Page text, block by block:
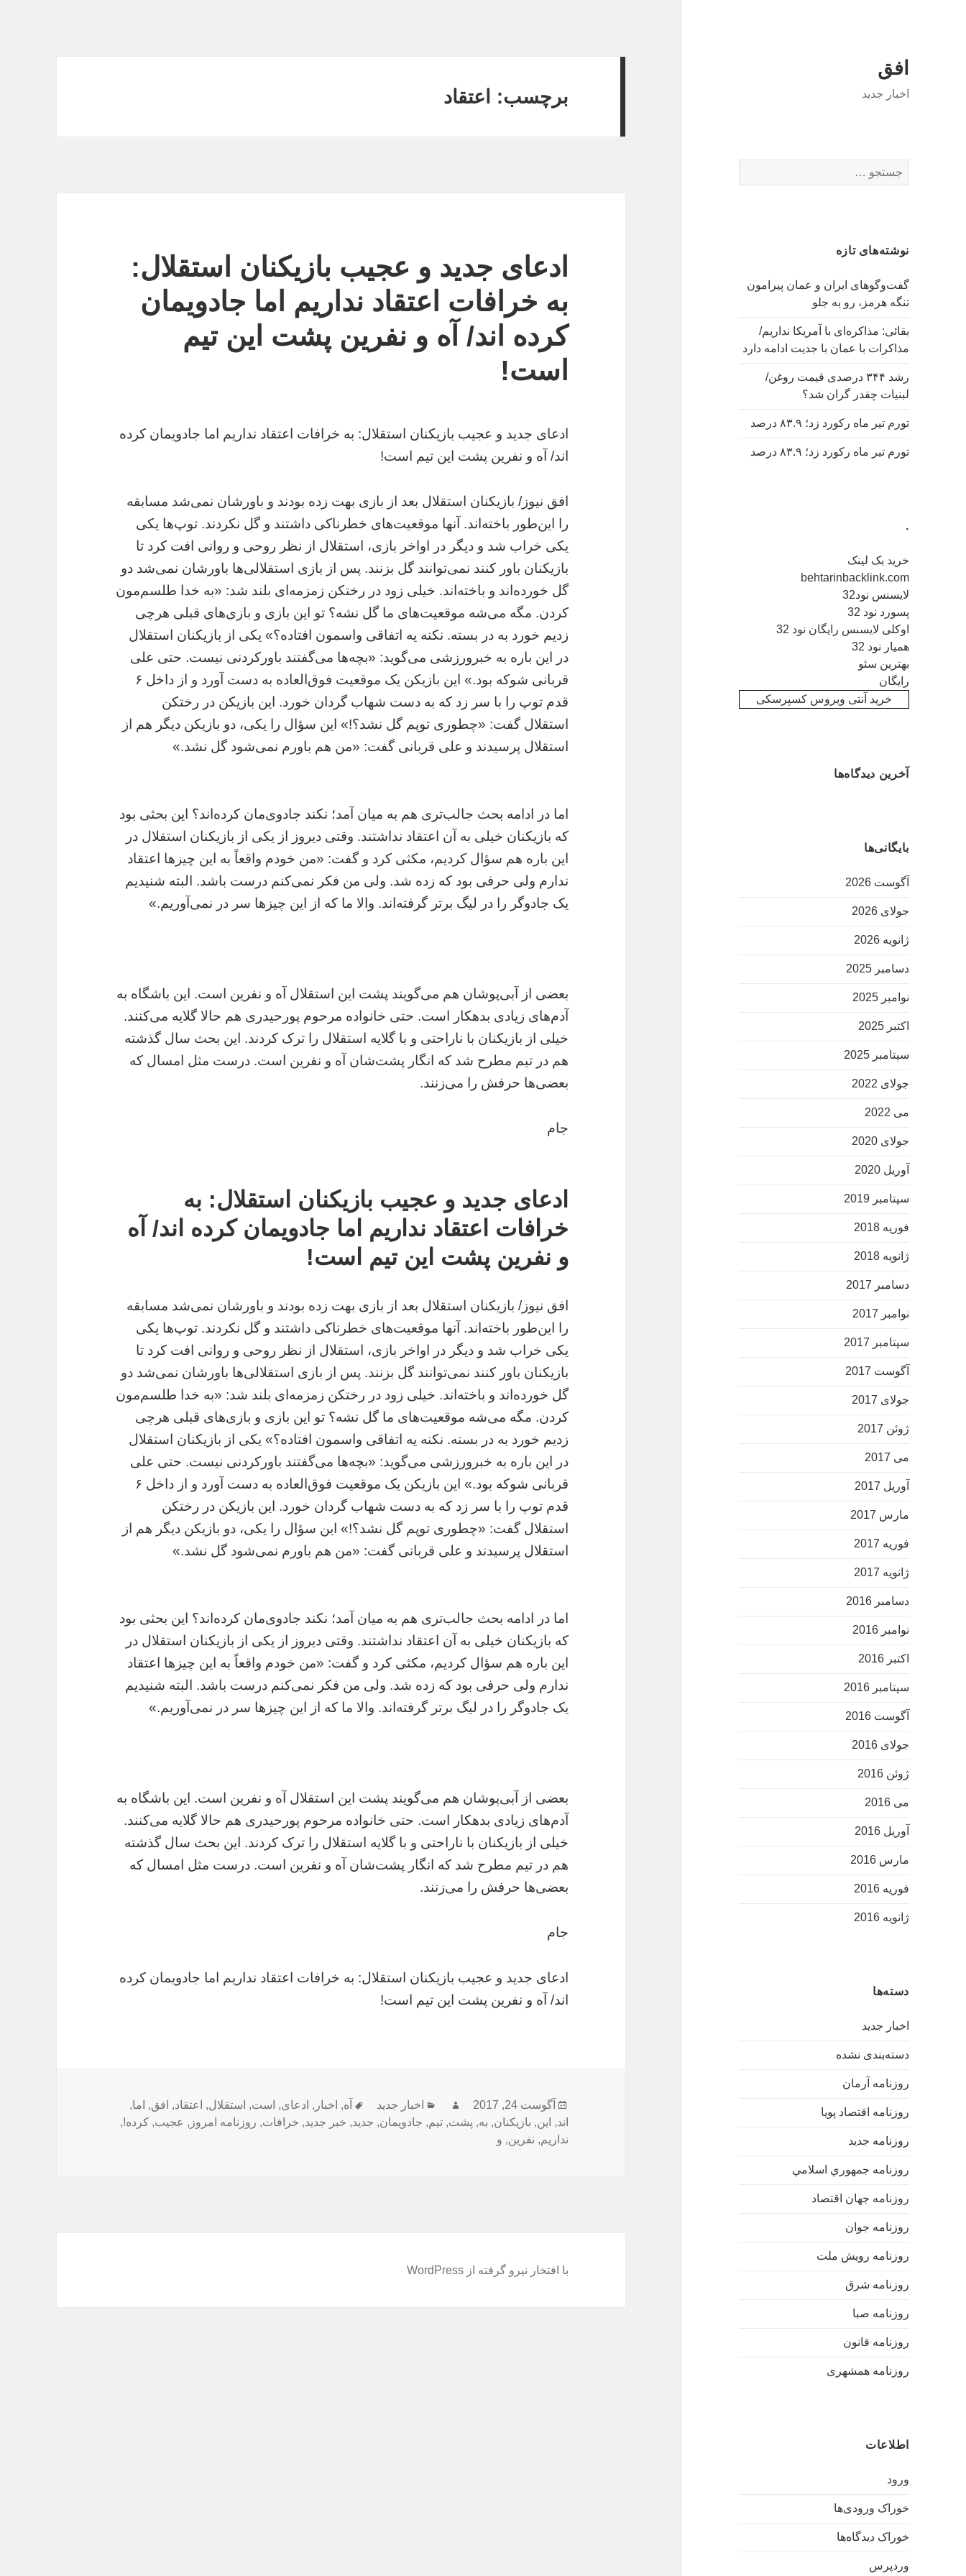
افق
اخبار جدید
برای:
نوشته‌های تازه
گفت‌وگوهای ایران و عمان پیرامون
تنگه هرمز، رو به جلو
بقائی: مذاکره‌ای با آمریکا نداریم/
مذاکرات با عمان با جدیت ادامه دارد
رشد ۳۴۴ درصدی قیمت روغن/
لبنیات چقدر گران شد؟
تورم تیر ماه رکورد زد؛ ۸۳.۹ درصد
تورم تیر ماه رکورد زد؛ ۸۳.۹ درصد
.
خرید بک لینک
behtarinbacklink.com
لایسنس نود32
پسورد نود 32
اوکلی لایسنس رایگان نود 32
همیار نود 32
بهترین سئو
رایگان
خرید آنتی ویروس کسپرسکی
آخرین دیدگاه‌ها
بایگانی‌ها
آگوست 2026
جولای 2026
ژانویه 2026
دسامبر 2025
نوامبر 2025
اکتبر 2025
سپتامبر 2025
جولای 2022
می 2022
جولای 2020
آوریل 2020
سپتامبر 2019
فوریه 2018
ژانویه 2018
دسامبر 2017
نوامبر 2017
سپتامبر 2017
آگوست 2017
جولای 2017
ژوئن 2017
می 2017
آوریل 2017
مارس 2017
فوریه 2017
ژانویه 2017
دسامبر 2016
نوامبر 2016
اکتبر 2016
سپتامبر 2016
آگوست 2016
جولای 2016
ژوئن 2016
می 2016
آوریل 2016
مارس 2016
فوریه 2016
ژانویه 2016
دسته‌ها
اخبار جدید
دسته‌بندی نشده
روزنامه آرمان
روزنامه اقتصاد پویا
روزنامه جدید
روزنامه جمهوري اسلامي
روزنامه جهان اقتصاد
روزنامه جوان
روزنامه رویش ملت
روزنامه شرق
روزنامه صبا
روزنامه قانون
روزنامه همشهری
اطلاعات
ورود
خوراک ورودی‌ها
خوراک دیدگاه‌ها
وردپرس
برچسب: اعتقاد
ادعای جدید و عجیب بازیکنان استقلال:
به خرافات اعتقاد نداریم اما جادویمان
کرده اند/ آه و نفرین پشت این تیم
است!
ادعای جدید و عجیب بازیکنان استقلال: به خرافات اعتقاد نداریم اما جادویمان کرده
اند/ آه و نفرین پشت این تیم است!
افق نیوز/ بازیکنان استقلال بعد از بازی بهت زده بودند و باورشان نمی‌شد مسابقه
را این‌طور باخته‌اند. آنها موقعیت‌های خطرناکی داشتند و گل نکردند. توپ‌ها یکی
یکی خراب شد و دیگر در اواخر بازی، استقلال از نظر روحی و روانی افت کرد تا
بازیکنان باور کنند نمی‌توانند گل بزنند. پس از بازی استقلالی‌ها باورشان نمی‌شد دو
گل خورده‌اند و باخته‌اند. خیلی زود در رختکن زمزمه‌ای بلند شد: «به خدا طلسم‌مون
کردن. مگه می‌شه موقعیت‌های ما گل نشه؟ تو این بازی و بازی‌های قبلی هر‌چی
زدیم خورد به در بسته. نکنه یه اتفاقی واسمون افتاده؟» یکی از بازیکنان استقلال
در این باره به خبرورزشی می‌گوید: «بچه‌ها می‌گفتند باورکردنی نیست. حتی علی
قربانی شوکه بود.» این بازیکن یک موقعیت فوق‌‌العاده به دست آورد و از داخل ۶
قدم توپ را با سر زد که به دست شهاب گردان خورد. این بازیکن در رختکن
استقلال گفت: «چطوری توپم گل نشد؟!» این سؤال را یکی، دو بازیکن دیگر هم از
استقلال پرسیدند و علی قربانی گفت: «من هم باورم نمی‌شود گل نشد.»
اما در ادامه بحث جالب‌تری هم به میان آمد‌؛ نکند جادوی‌مان کرده‌اند؟ این بحثی بود
که بازیکنان خیلی به آن اعتقاد نداشتند. وقتی دیروز از یکی از بازیکنان استقلال در
این باره هم سؤال کردیم، مکثی کرد و گفت: «من خودم واقعاً به این چیزها اعتقاد
ندارم ولی حرفی بود که زده شد. ولی من فکر نمی‌کنم درست باشد. البته شنیدیم
یک جادوگر را در لیگ برتر گرفته‌اند. والا ما که از این چیزها سر در نمی‌آوریم.»
بعضی از آبی‌پوشان هم می‌گویند پشت این استقلال آه و نفرین است. این باشگاه به
آدم‌های زیادی بدهکار است. حتی خانواده مرحوم پورحیدری هم حالا گلایه می‌کنند.
خیلی از بازیکنان با ناراحتی و با گلایه استقلال را ترک کردند. این بحث سال گذشته
هم در تیم مطرح شد که انگار پشت‌شان آه و نفرین است. درست مثل امسال که
بعضی‌ها حرفش را می‌زنند.
جام
ادعای جدید و عجیب بازیکنان استقلال: به
خرافات اعتقاد نداریم اما جادویمان کرده اند/ آه
و نفرین پشت این تیم است!
افق نیوز/ بازیکنان استقلال بعد از بازی بهت زده بودند و باورشان نمی‌شد مسابقه
را این‌طور باخته‌اند. آنها موقعیت‌های خطرناکی داشتند و گل نکردند. توپ‌ها یکی
یکی خراب شد و دیگر در اواخر بازی، استقلال از نظر روحی و روانی افت کرد تا
بازیکنان باور کنند نمی‌توانند گل بزنند. پس از بازی استقلالی‌ها باورشان نمی‌شد دو
گل خورده‌اند و باخته‌اند. خیلی زود در رختکن زمزمه‌ای بلند شد: «به خدا طلسم‌مون
کردن. مگه می‌شه موقعیت‌های ما گل نشه؟ تو این بازی و بازی‌های قبلی هر‌چی
زدیم خورد به در بسته. نکنه یه اتفاقی واسمون افتاده؟» یکی از بازیکنان استقلال
در این باره به خبرورزشی می‌گوید: «بچه‌ها می‌گفتند باورکردنی نیست. حتی علی
قربانی شوکه بود.» این بازیکن یک موقعیت فوق‌‌العاده به دست آورد و از داخل ۶
قدم توپ را با سر زد که به دست شهاب گردان خورد. این بازیکن در رختکن
استقلال گفت: «چطوری توپم گل نشد؟!» این سؤال را یکی، دو بازیکن دیگر هم از
استقلال پرسیدند و علی قربانی گفت: «من هم باورم نمی‌شود گل نشد.»
اما در ادامه بحث جالب‌تری هم به میان آمد‌؛ نکند جادوی‌مان کرده‌اند؟ این بحثی بود
که بازیکنان خیلی به آن اعتقاد نداشتند. وقتی دیروز از یکی از بازیکنان استقلال در
این باره هم سؤال کردیم، مکثی کرد و گفت: «من خودم واقعاً به این چیزها اعتقاد
ندارم ولی حرفی بود که زده شد. ولی من فکر نمی‌کنم درست باشد. البته شنیدیم
یک جادوگر را در لیگ برتر گرفته‌اند. والا ما که از این چیزها سر در نمی‌آوریم.»
بعضی از آبی‌پوشان هم می‌گویند پشت این استقلال آه و نفرین است. این باشگاه به
آدم‌های زیادی بدهکار است. حتی خانواده مرحوم پورحیدری هم حالا گلایه می‌کنند.
خیلی از بازیکنان با ناراحتی و با گلایه استقلال را ترک کردند. این بحث سال گذشته
هم در تیم مطرح شد که انگار پشت‌شان آه و نفرین است. درست مثل امسال که
بعضی‌ها حرفش را می‌زنند.
جام
ادعای جدید و عجیب بازیکنان استقلال: به خرافات اعتقاد نداریم اما جادویمان کرده
اند/ آه و نفرین پشت این تیم است!
ارسال
شده
در
آگوست 24, 2017 نویسندهدسته‌ها
اخبار جدید برچسب‌ها
آه, اخبار , ادعای, است, استقلال, اعتقاد, افق, اما,
اند, این, بازیکنان, به, پشت,تیم, جادویمان, جدید, خبر جدید, خرافات, روزنامه امروز , عجیب,کرده!,
نداریم, نفرین, و
با افتخار نیرو گرفته از WordPress